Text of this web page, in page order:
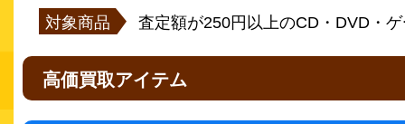
対象商品 査定額が250円以上のCD・DVD・
高価買取アイテム